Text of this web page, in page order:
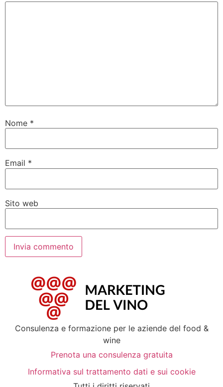
Nome *
Email *
Sito web
Consulenza e formazione per le aziende del food &
wine
Prenota una consulenza gratuita
Informativa sul trattamento dati e sui cookie